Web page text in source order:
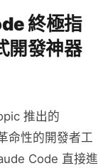
終極指
開發神器
推出的
命性的開發者工
Code 直接進